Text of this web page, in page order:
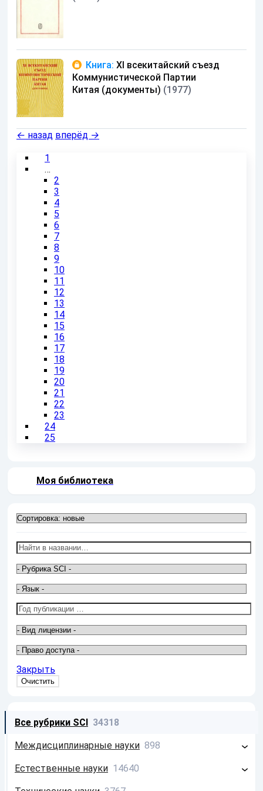
Книга: XI всекитайский съезд
Коммунистической Партии
Китая (документы) (1977)
← назад вперёд →
1
…
2
3
4
5
6
7
8
9
10
11
12
13
14
15
16
17
18
19
20
21
22
23
24
25
Моя библиотека
Закрыть
Все рубрики SCI 34318
Междисциплинарные науки 898
Философия
213
Естественные науки 14640